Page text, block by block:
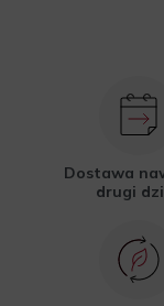
Dostawa
drugi